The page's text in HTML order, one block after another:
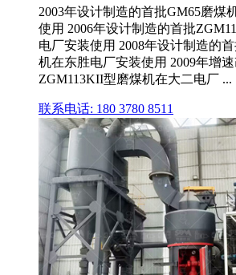
2003年设计制造的首批GM65磨煤
使用 2006年设计制造的首批
电厂安装使用 2008年设计制造的
机在东胜电厂安装使用 2009年增
ZGM113KII型磨煤机在大二电厂 ...
联系电话: 180 3780 8511